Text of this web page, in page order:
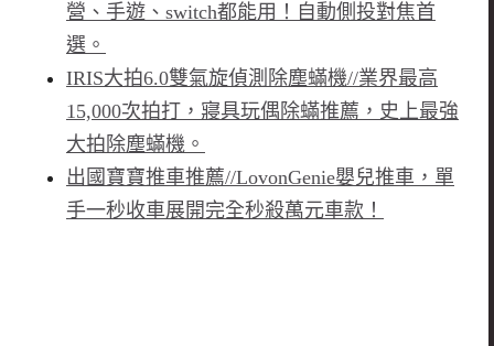
營、手遊、switch都能用！自動側投對焦首
選。
IRIS大拍6.0雙氣旋偵測除塵蟎機//業界最高
15,000次拍打，寢具玩偶除蟎推薦，史上最強
大拍除塵蟎機。
出國寶寶推車推薦//LovonGenie嬰兒推車，單
手一秒收車展開完全秒殺萬元車款！